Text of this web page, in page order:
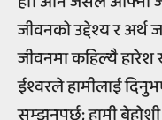
जीवनको उद्देश्य र
जीवनमा कहिल्यै
ईश्वरले हामीलाई